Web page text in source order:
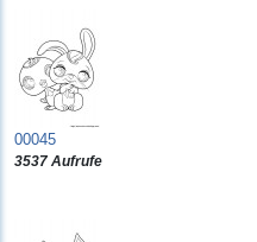
00045
3537 Aufrufe